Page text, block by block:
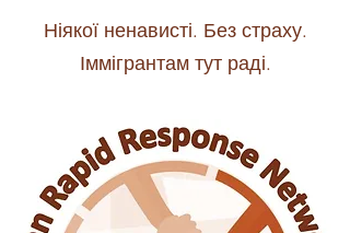
Ніякої ненависті. Без страху.
Іммігрантам тут раді.